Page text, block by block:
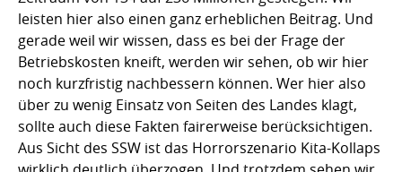
leisten hier also einen ganz erheblichen Beitrag. Und
gerade weil wir wissen, dass es bei der Frage der
Betriebskosten kneift, werden wir sehen, ob wir hier
noch kurzfristig nachbessern können. Wer hier also
über zu wenig Einsatz von Seiten des Landes klagt,
sollte auch diese Fakten fairerweise berücksichtigen.
Aus Sicht des SSW ist das Horrorszenario Kita-Kollaps